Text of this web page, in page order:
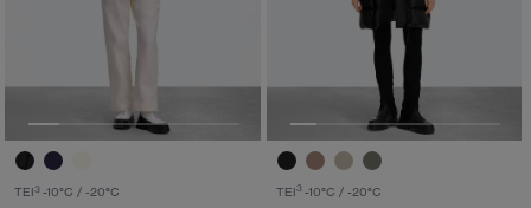
TEI3 -10°C / -20°C TEI3-10°C / -20°C